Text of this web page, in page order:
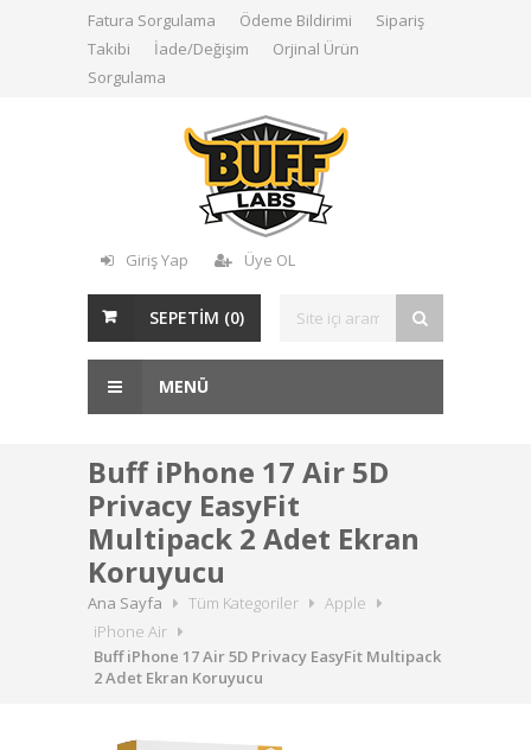
Fatura Sorgulama Ödeme Bildirimi
Sipariş
Takibi
İade/Değişim
Orjinal Ürün
Sorgulama
Giriş Yap Üye OL
SEPETİM (0)
MENÜ
Buff iPhone 17 Air 5D
Privacy EasyFit
Multipack 2 Adet Ekran
Koruyucu
Ana Sayfa Tüm Kategoriler
Apple
iPhone Air
Buff iPhone 17 Air 5D Privacy EasyFit Multipack
2 Adet Ekran Koruyucu